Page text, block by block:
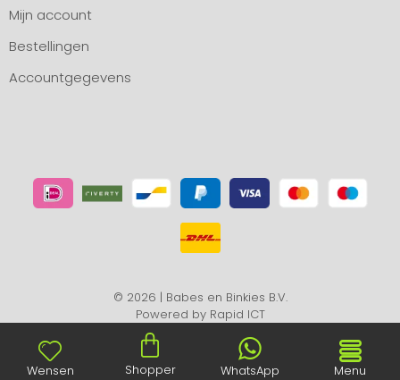
Mijn account
Bestellingen
Accountgegevens
© 2026 | Babes en Binkies B.V.
Powered by Rapid ICT
Wensen Shopper WhatsApp Menu